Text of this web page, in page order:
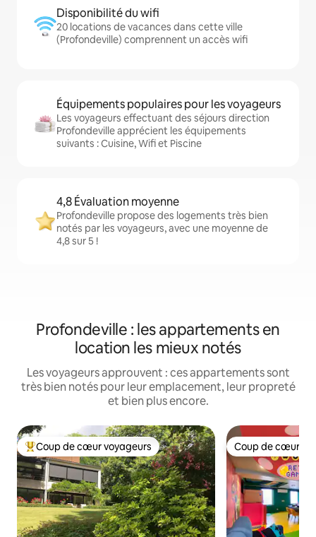
Disponibilité du wifi
20 locations de vacances dans cette ville
(Profondeville) comprennent un accès wifi
Équipements populaires pour les voyageurs
Les voyageurs effectuant des séjours direction
Profondeville apprécient les équipements
suivants : Cuisine, Wifi et Piscine
4,8 Évaluation moyenne
Profondeville propose des logements très bien
notés par les voyageurs, avec une moyenne de
4,8 sur 5 !
Profondeville : les appartements en
location les mieux notés
Les voyageurs approuvent : ces appartements sont
très bien notés pour leur emplacement, leur propreté
et bien plus encore.
Coups de cœur voyageurs les plus appréciés
Coup de cœur voyageurs Coup de cœur
Coup de cœur